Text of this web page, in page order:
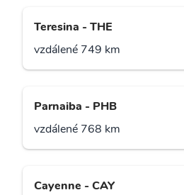
Teresina - THE
vzdálené 749 km
Parnaiba - PHB
vzdálené 768 km
Cayenne - CAY